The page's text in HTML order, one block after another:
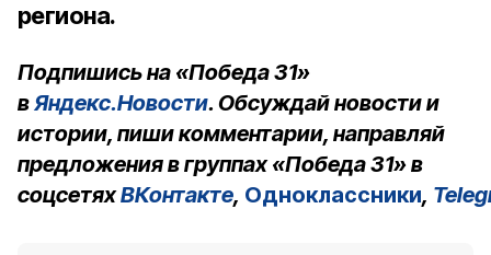
региона.
Подпишись на «Победа 31»
вЯндекс.Новости. Обсуждай новости и
истории, пиши комментарии, направляй
предложения в группах «Победа 31» в
соцсетяхВКонтакте, Одноклассники,